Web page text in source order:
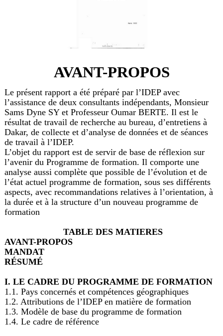
AVANT-PROPOS
Le présent rapport a été préparé par l’IDEP avec
l’assistance de deux consultants indépendants, Monsieur
Sams Dyne SY et Professeur Oumar BERTE. Il est le
résultat de travail de recherche au bureau, d’entretiens à
Dakar, de collecte et d’analyse de données et de séances
de travail à l’IDEP.
L’objet du rapport est de servir de base de réflexion sur
l’avenir du Programme de formation. Il comporte une
analyse aussi complète que possible de l’évolution et de
l’état actuel programme de formation, sous ses différents
aspects, avec recommandations relatives à l’orientation, à
la durée et à la structure d’un nouveau programme de
formation
TABLE DES MATIERES
AVANT-PROPOS
MANDAT
RÉSUMÉ
I. LE CADRE DU PROGRAMME DE FORMATION
1.1. Pays concernés et compétences géographiques
1.2. Attributions de l’IDEP en matière de formation
1.3. Modèle de base du programme de formation
1.4. Le cadre de référence